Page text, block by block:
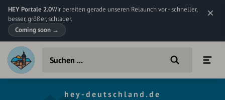
HEY Portale 2.0Wir bereiten gerade unseren Relaunch vor - schneller,
besser, größer, schlauer.
Coming soon →
hey-deutschland.de